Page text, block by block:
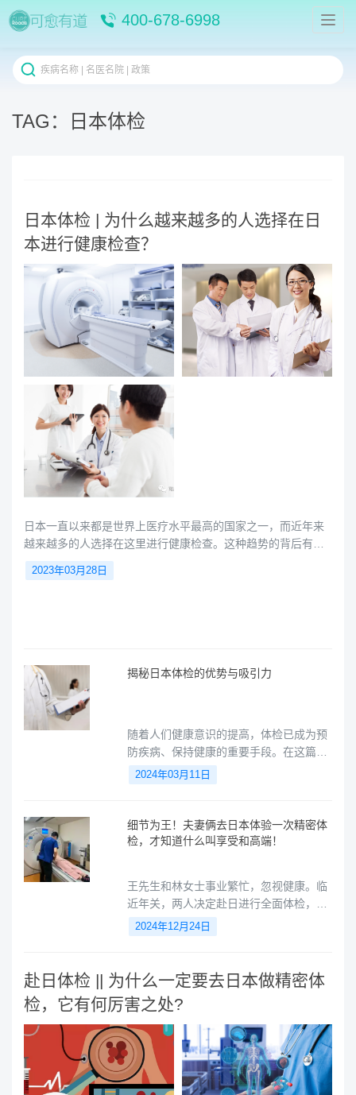
400-678-6998
TAG：日本体检
日本体检 | 为什么越来越多的人选择在日
本进行健康检查？
日本一直以来都是世界上医疗水平最高的国家之一，而近年来
越来越多的人选择在这里进行健康检查。这种趋势的背后有很
多原因，日本作为长寿第一大国，在精密体检和癌症早期筛查
方面领头全球，并凭借雄厚医疗实力、丰富的旅行资源以及面
2023年03月28日
揭秘日本体检的优势与吸引力
随着人们健康意识的提高，体检已成为预
防疾病、保持健康的重要手段。在这篇文
章中，我们将为您介绍日本体检的优势和
吸引力，帮助您更好地了解这一备受推崇
2024年03月11日
​细节为王！夫妻俩去日本体验一次精密体
检，才知道什么叫享受和高端！
王先生和林女士事业繁忙，忽视健康。临
近年关，两人决定赴日进行全面体检，既
关注健康又作为放松假期，享受难得的休
憩时光，重视身心健康。总结为：事业忙
视身心休憩。
2024年12月24日
赴日体检 || 为什么一定要去日本做精密体
检，它有何厉害之处?